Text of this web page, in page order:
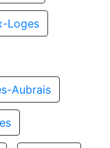
Loges
Aubrais